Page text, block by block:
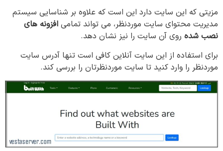
مزیتی که این سایت دارد این است که علاوه بر شناسایی سیستم
مدیریت محتوای سایت موردنظر، می تواند تمامی افزونه های
نصب شده روی آن سایت را نیز نشان دهد.
برای استفاده از این سایت آنلاین کافی است تنها آدرس سایت
موردنظر را وارد کنید تا سایت موردنظرتان را بررسی کند.